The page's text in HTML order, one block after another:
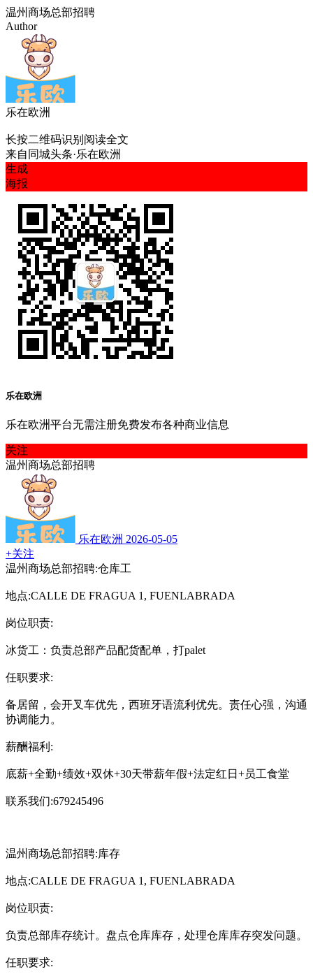
温州商场总部招聘
Author
乐在欧洲
长按二维码识别阅读全文
来自 同城头条·乐在欧洲
生成
海报
乐在欧洲
乐在欧洲平台无需注册免费发布各种商业信息
关注
温州商场总部招聘
乐在欧洲 2026-05-05
+关注
温州商场总部招聘:仓库工
地点:CALLE DE FRAGUA 1, FUENLABRADA
岗位职责:
冰货工：负责总部产品配货配单，打palet
任职要求:
备居留，会开叉车优先，西班牙语流利优先。责任心强，沟通
协调能力。
薪酬福利:
底薪+全勤+绩效+双休+30天带薪年假+法定红日+员工食堂
联系我们:679245496
温州商场总部招聘:库存
地点:CALLE DE FRAGUA 1, FUENLABRADA
岗位职责:
负责总部库存统计。盘点仓库库存，处理仓库库存突发问题。
任职要求: